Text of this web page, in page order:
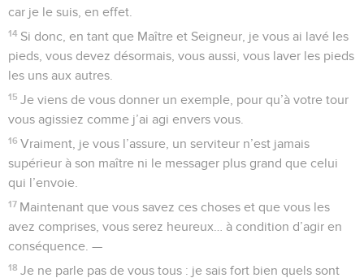
car je le suis, en effet.
14 Si donc, en tant que Maître et Seigneur, je vous ai lavé les
pieds, vous devez désormais, vous aussi, vous laver les pieds
les uns aux autres.
15 Je viens de vous donner un exemple, pour qu’à votre tour
vous agissiez comme j’ai agi envers vous.
16 Vraiment, je vous l’assure, un serviteur n’est jamais
supérieur à son maître ni le messager plus grand que celui
qui l’envoie.
17 Maintenant que vous savez ces choses et que vous les
avez comprises, vous serez heureux… à condition d’agir en
conséquence. —
18 Je ne parle pas de vous tous : je sais fort bien quels sont